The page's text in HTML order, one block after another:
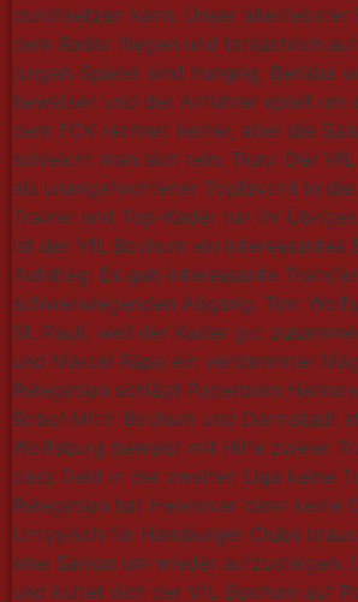
durchsetzen kann. Unser allerliebster
dem Radar fliegen und tatsächlich
jungen Spieler sind hungrig, Berisha
beweisen und der Anführer spielt um
dem FCK rechnet keiner, aber die
schleicht man sich rein. Tkay: Der
als unangefochtener Topfavorit in die
Trainer und Top-Kader tun ihr
ist der VfL Bochum ein interessantes
Aufstieg: Es gab interessante
schwerwiegenden Abgang. Tim:
St. Pauli, weil der Kader gut
und Marcel Rapp ein verdammter
Relegation schlägt Paderborn
Bobo! Mitti: Bochum und Darmstadt
Wolfsburg beweist mit Hilfe zweier
dass Geld in der zweiten Liga keine
Relegation hat Hannover dann keine
Untypisch für Hamburger Clubs
eine Saison um wieder aufzusteigen.
und kultet sich der VfL Bochum auf